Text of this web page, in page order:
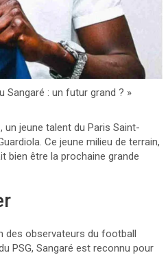
Sangaré : un futur grand ? »
jeune talent du Paris Saint-
Ce jeune milieu de terrain,
bien être la prochaine grande
des observateurs du football
PSG, Sangaré est reconnu pour